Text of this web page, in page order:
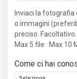
Inviaci la
o immagini
preciso. Facoltativo.
Max 5 file · Max 10
Come ci hai